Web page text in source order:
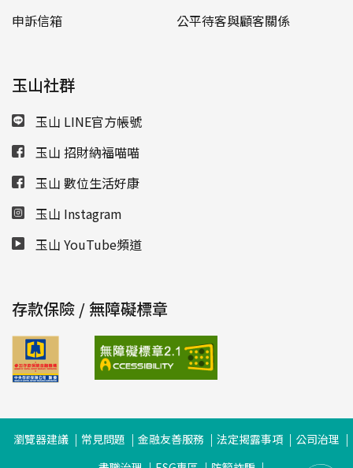
申訴信箱
公平待客與顧客關係
玉山社群
玉山 LINE官方帳號
玉山 招財納福喵喵
玉山 數位生活好康
玉山 Instagram
玉山 YouTube頻道
存款保險 / 無障礙標章
瀏覽器建議 常見問題 金融友善服務 法定揭露事項
公司治理